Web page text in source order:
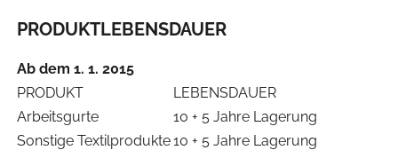
PRODUKTLEBENSDAUER
Ab dem 1. 1. 2015
PRODUKT
LEBENSDAUER
Arbeitsgurte
10 + 5 Jahre Lagerung
Sonstige Textilprodukte10 + 5 Jahre Lagerung